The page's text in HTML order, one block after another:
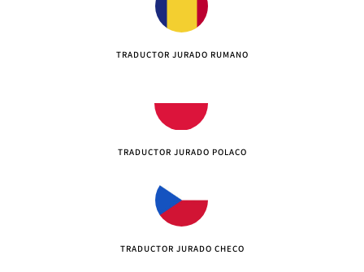
TRADUCTOR JURADO RUMANO
TRADUCTOR JURADO POLACO
TRADUCTOR JURADO CHECO